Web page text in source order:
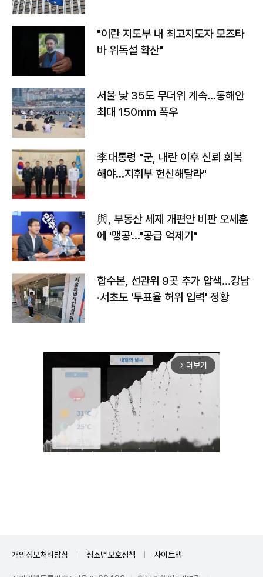
"이란 지도부 내 최고지도자 모즈타
바 위독설 확산"
서울 낮 35도 무더위 계속…동해안
최대 150㎜ 폭우
李대통령 "군, 내란 이후 신뢰 회복
해야…지휘부 헌신해달라"
與, 부동산 세제 개편안 비판 오세훈
에 '맹공'…"공급 억제기"
합수본, 선관위 9곳 추가 압색…강남
·서초도 '투표율 허위 입력' 정황
arrow_forward_ios 더보기
개인정보처리방침 청소년보호정책 사이트맵